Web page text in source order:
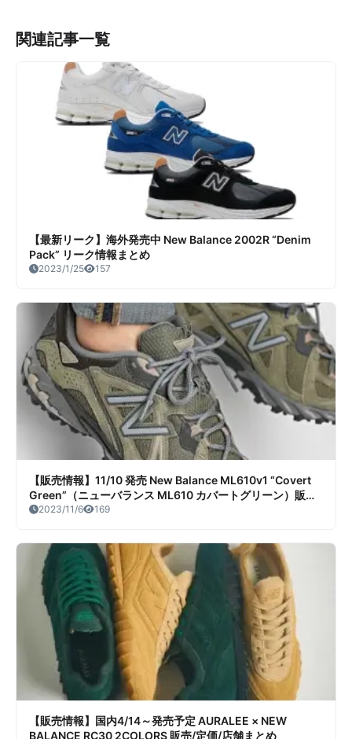
関連記事一覧
【最新リーク】海外発売中 New Balance 2002R “Denim
Pack” リーク情報まとめ
2023/1/25 157
【販売情報】11/10 発売 New Balance ML610v1 “Covert
Green”（ニューバランス ML610 カバートグリーン）販売/
定価/販売店舗まとめ
2023/11/6 169
【販売情報】国内4/14～発売予定 AURALEE × NEW
BALANCE RC30 2COLORS 販売/定価/店舗まとめ